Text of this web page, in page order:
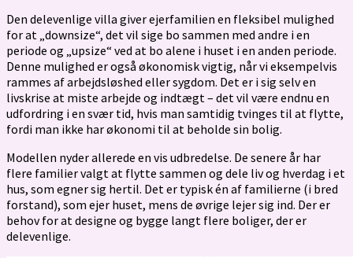
Den delevenlige villa giver ejerfamilien en fleksibel mulighed
for at „downsize“, det vil sige bo sammen med andre i en
periode og „upsize“ ved at bo alene i huset i en anden periode.
Denne mulighed er også økonomisk vigtig, når vi eksempelvis
rammes af arbejdsløshed eller sygdom. Det er i sig selv en
livskrise at miste arbejde og indtægt – det vil være endnu en
udfordring i en svær tid, hvis man samtidig tvinges til at flytte,
fordi man ikke har økonomi til at beholde sin bolig.
Modellen nyder allerede en vis udbredelse. De senere år har
flere familier valgt at flytte sammen og dele liv og hverdag i et
hus, som egner sig hertil. Det er typisk én af familierne (i bred
forstand), som ejer huset, mens de øvrige lejer sig ind. Der er
behov for at designe og bygge langt flere boliger, der er
delevenlige.